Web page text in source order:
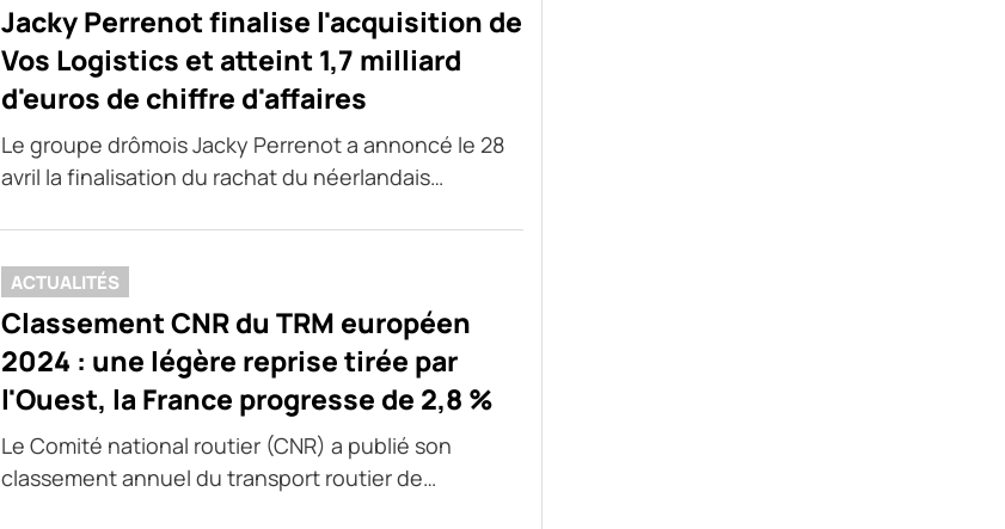
Jacky Perrenot finalise l'acquisition de
Vos Logistics et atteint 1,7 milliard
d'euros de chiffre d'affaires
Le groupe drômois Jacky Perrenot a annoncé le 28
avril la finalisation du rachat du néerlandais…
ACTUALITÉS
Classement CNR du TRM européen
2024 : une légère reprise tirée par
l'Ouest, la France progresse de 2,8 %
Le Comité national routier (CNR) a publié son
classement annuel du transport routier de…